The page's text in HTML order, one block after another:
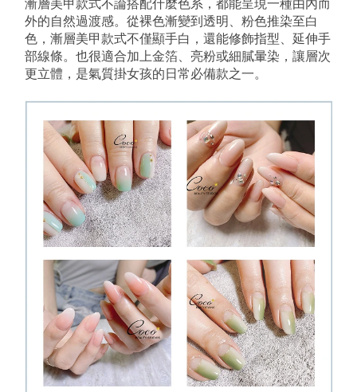
漸層美甲款式不論搭配什麼色系，都能呈現一種由內而
外的自然過渡感。從裸色漸變到透明、粉色推染至白
色，漸層美甲款式不僅顯手白，還能修飾指型、延伸手
部線條。也很適合加上金箔、亮粉或細膩暈染，讓層次
更立體，是氣質掛女孩的日常必備款之一。